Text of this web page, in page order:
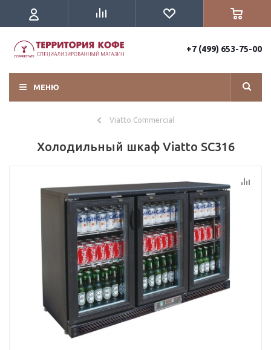
+7 (499) 653-75-00
МЕНЮ
Viatto Commercial
Холодильный шкаф Viatto SC316